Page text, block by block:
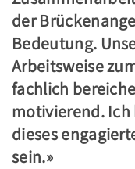
der
Bedeutung.
Arbeitsweise
fachlich
motivierend. Ich
dieses
sein.»